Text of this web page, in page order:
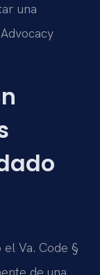
una
Va. Code §
de una